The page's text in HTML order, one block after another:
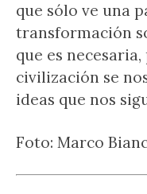
que sólo ve una
transformación
que es
civilización se
ideas que nos
Foto: Marco